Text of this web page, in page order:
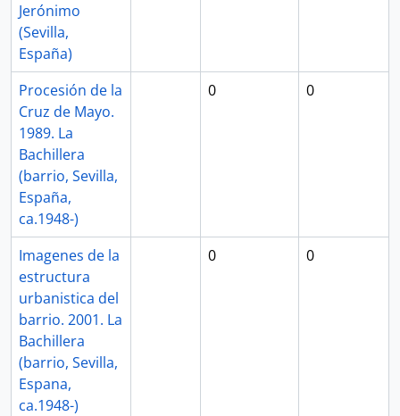
Jerónimo
(Sevilla,
España)
Procesión de la
Cruz de Mayo.
1989. La
Bachillera
(barrio, Sevilla,
España,
ca.1948-)
0 0
Imagenes de la
estructura
urbanistica del
barrio. 2001. La
Bachillera
(barrio, Sevilla,
Espana,
ca.1948-)
0 0